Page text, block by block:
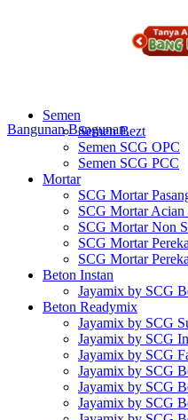
Bangunan Bangunan
Semen
Semen Bezt
Semen SCG OPC
Semen SCG PCC
Mortar
SCG Mortar
SCG Mortar Acian
SCG Mortar Non
SCG Mortar
SCG Mortar
Beton Instan
Jayamix by SCG
Beton Readymix
Jayamix by SCG
Jayamix by SCG
Jayamix by SCG
Jayamix by SCG
Jayamix by SCG
Jayamix by SCG